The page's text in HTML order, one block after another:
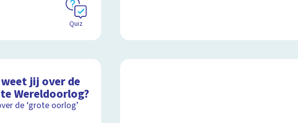
Quiz
jij over de
Wereldoorlog?
de ‘grote oorlog’